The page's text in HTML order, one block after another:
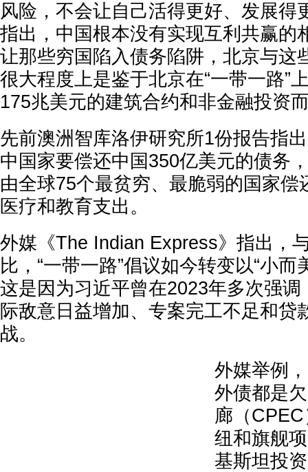
风险，不会让自己活得更好、发展得
指出，中国根本没有实现互利共赢的
让那些穷国陷入债务陷阱，北京与这
很大程度上是鉴于北京在“一带一路”
175兆美元的建筑合约和非金融投资
先前澳洲智库洛伊研究所1份报告指
中国家要偿还中国350亿美元的债务
由全球75个最贫穷、最脆弱的国家偿
医疗和教育支出。
外媒《The Indian Express》指出，
比，“一带一路”倡议如今转变以“小而
这是因为习近平曾在2023年多次强调
际敌意日益增加、专案完工不足和贷
战。
外媒举例
外债都是
廊（
纽和旗舰
基斯坦投